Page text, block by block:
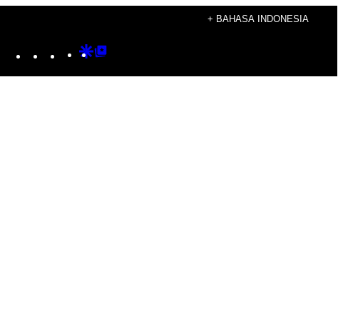
+ BAHASA INDONESIA
Instagram
TikTokYouTube
Google